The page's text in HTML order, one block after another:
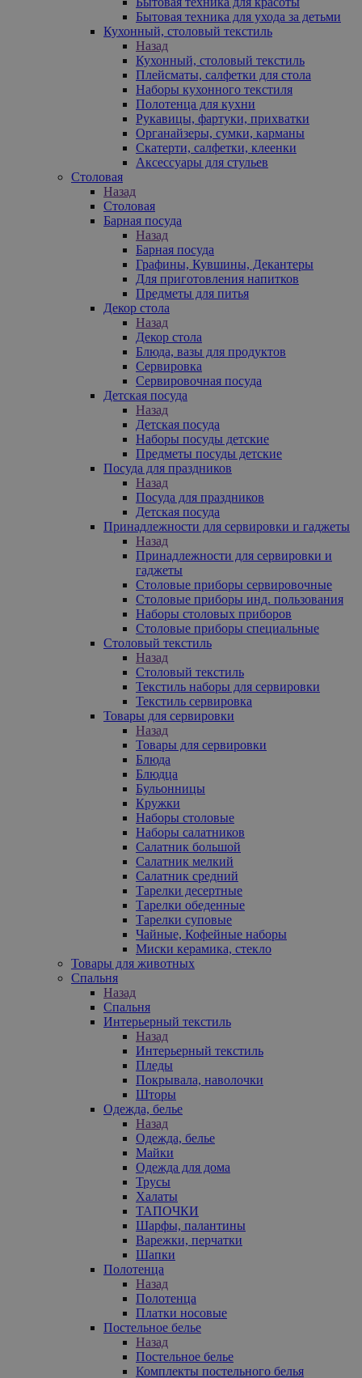
Бытовая техника для ухода за детьми
Кухонный, столовый текстиль
Назад
Кухонный, столовый текстиль
Плейсматы, салфетки для стола
Наборы кухонного текстиля
Полотенца для кухни
Рукавицы, фартуки, прихватки
Органайзеры, сумки, карманы
Скатерти, салфетки, клеенки
Аксессуары для стульев
Столовая
Назад
Столовая
Барная посуда
Назад
Барная посуда
Графины, Кувшины, Декантеры
Для приготовления напитков
Предметы для питья
Декор стола
Назад
Декор стола
Блюда, вазы для продуктов
Сервировка
Сервировочная посуда
Детская посуда
Назад
Детская посуда
Наборы посуды детские
Предметы посуды детские
Посуда для праздников
Назад
Посуда для праздников
Детская посуда
Принадлежности для сервировки и гаджеты
Назад
Принадлежности для сервировки и
гаджеты
Столовые приборы сервировочные
Столовые приборы инд. пользования
Наборы столовых приборов
Столовые приборы специальные
Столовый текстиль
Назад
Столовый текстиль
Текстиль наборы для сервировки
Текстиль сервировка
Товары для сервировки
Назад
Товары для сервировки
Блюда
Блюдца
Бульонницы
Кружки
Наборы столовые
Наборы салатников
Салатник большой
Салатник мелкий
Салатник средний
Тарелки десертные
Тарелки обеденные
Тарелки суповые
Чайные, Кофейные наборы
Миски керамика, стекло
Товары для животных
Спальня
Назад
Спальня
Интерьерный текстиль
Назад
Интерьерный текстиль
Пледы
Покрывала, наволочки
Шторы
Одежда, белье
Назад
Одежда, белье
Майки
Одежда для дома
Трусы
Халаты
ТАПОЧКИ
Шарфы, палантины
Варежки, перчатки
Шапки
Полотенца
Назад
Полотенца
Платки носовые
Постельное белье
Назад
Постельное белье
Комплекты постельного белья